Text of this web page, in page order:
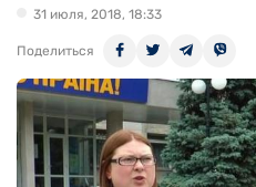
31 июля, 2018, 18:33
Поделиться